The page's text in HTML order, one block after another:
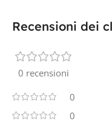
Recensioni dei
0 recensioni
0
0